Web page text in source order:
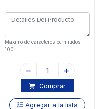
Maximo de caracteres permitidos:
100
Comprar
Agregar a la lista